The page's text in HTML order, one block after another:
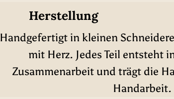
Herstellung
Handgefertigt in kleinen
mit Herz. Jedes Teil entsteht
Zusammenarbeit und trägt die
Handarbeit.